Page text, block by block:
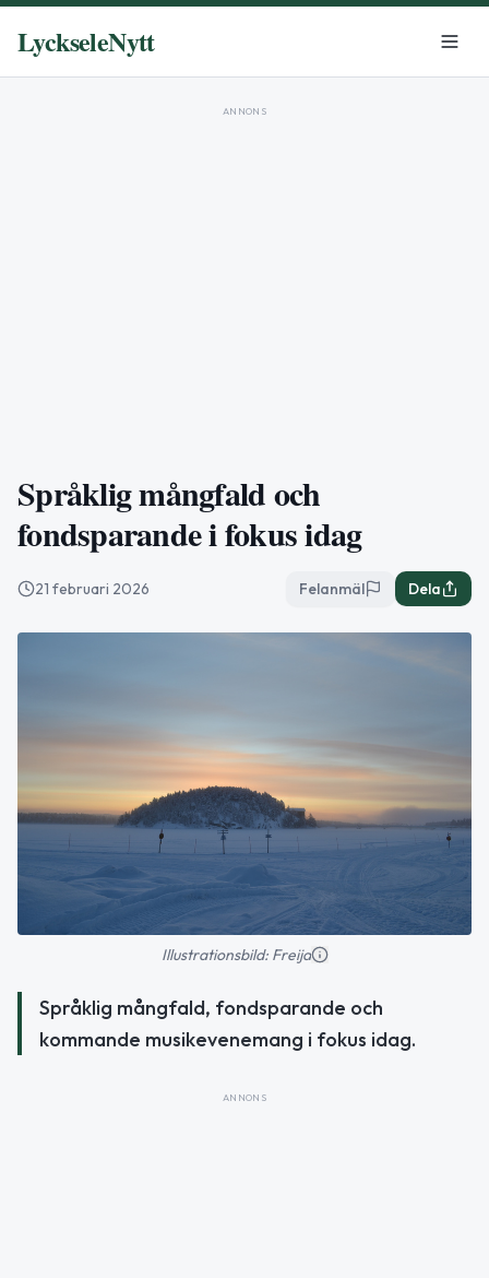
LyckseleNytt
ANNONS
Språklig mångfald och
fondsparande i fokus idag
21 februari 2026 Felanmäl Dela
Illustrationsbild: Freija
Språklig mångfald, fondsparande och
kommande musikevenemang i fokus idag.
ANNONS